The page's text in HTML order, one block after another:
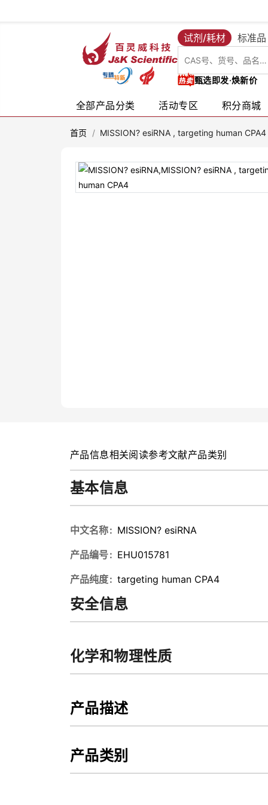
试剂/耗材 标准品
甄选即发·焕新价
全部产品分类 活动专区 积分商城
首页 / MISSION? esiRNA , targeting human CPA4
产品信息相关阅读参考文献产品类别
基本信息
中文名称 MISSION? esiRNA
产品编号 EHU015781
产品纯度 targeting human CPA4
安全信息
化学和物理性质
产品描述
产品类别